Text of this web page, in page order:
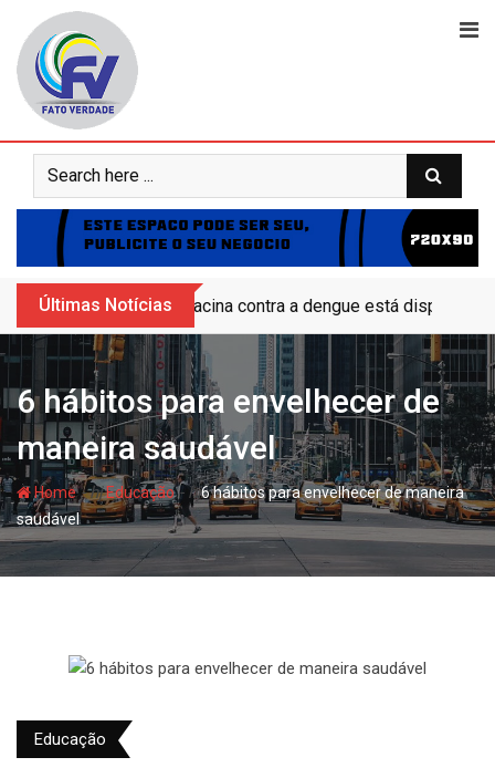
content
Últimas Notícias Vacina contra a dengue está
6 hábitos para envelhecer de
maneira saudável
Home- hjEducação- hj6 hábitos para envelhecer de maneira
saudável
Educação